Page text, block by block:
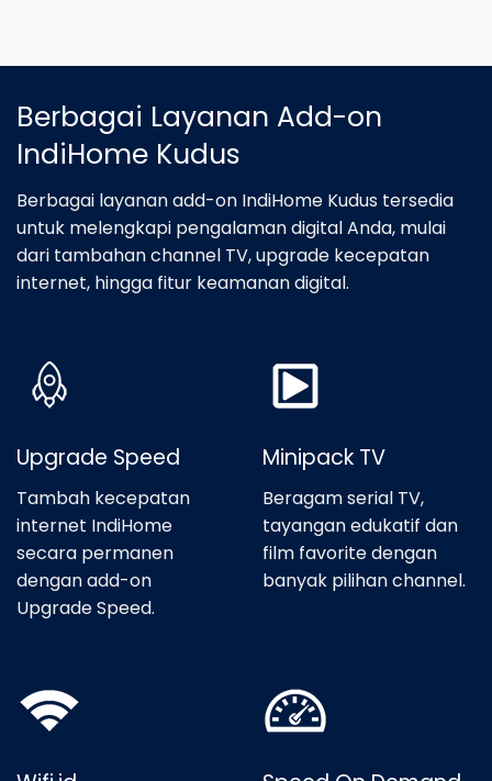
Berbagai Layanan Add-on
IndiHome Kudus
Berbagai layanan add-on IndiHome Kudus tersedia
untuk melengkapi pengalaman digital Anda, mulai
dari tambahan channel TV, upgrade kecepatan
internet, hingga fitur keamanan digital.
Upgrade Speed
Tambah kecepatan
internet IndiHome
secara permanen
dengan add-on
Upgrade Speed.
Minipack TV
Beragam serial TV,
tayangan edukatif dan
film favorite dengan
banyak pilihan channel.